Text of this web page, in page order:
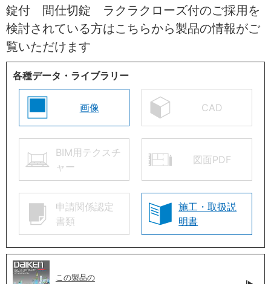
錠付 間仕切錠 ラクラクローズ付のご採用を
検討されている方はこちらから製品の情報がご
覧いただけます
各種データ・ライブラリー
画像 CAD
BIM用テクスチ
ャー
図面PDF
申請関係認定
書類
施工・取扱説
明書
この製品の